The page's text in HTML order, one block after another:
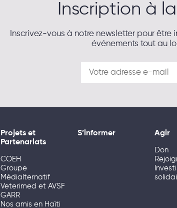
Inscription à
Inscrivez-vous à notre newsletter pour
événements tout au
Projets et
Partenariats
COEH
Groupe
Médialternatif
Veterimed et AVSF
GARR
Nos amis en Haïti
S’informer Agir
Don